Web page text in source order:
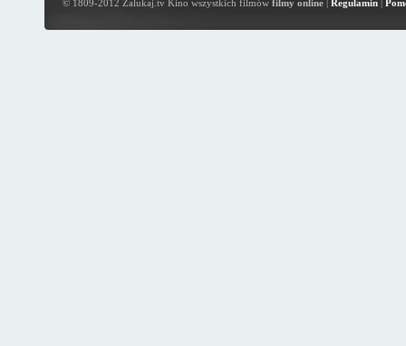
© 1809-2012 Zalukaj.tv Kino wszystkich filmów filmy online| Regulamin|